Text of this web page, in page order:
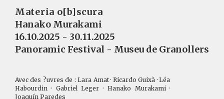
Materia o[b]scura
Hanako Murakami
16.10.2025 - 30.11.2025
Panoramic Festival - Museu de Granollers
Avec des ?uvres de : Lara Amat · Ricardo Guixà · Léa
Habourdin · Gabriel Leger · Hanako Murakami ·
Joaquín Paredes